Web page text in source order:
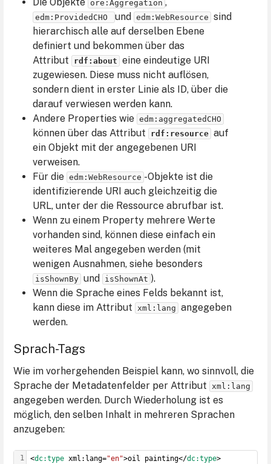
ore:Aggregation
edm:ProvidedCHO und edm:WebResource sind
hierarchisch alle auf derselben Ebene
definiert und bekommen über das
Attribut
rdf:about eine eindeutige URI
zugewiesen. Diese muss nicht auflösen,
sondern dient in erster Linie als ID, über die
darauf verwiesen werden kann.
Andere Properties wie edm:aggregatedCHO
können über das Attribut rdf:resource auf
ein Objekt mit der angegebenen URI
verweisen.
Für die edm:WebResource -Objekte ist die
identifizierende URI auch gleichzeitig die
URL, unter der die Ressource abrufbar ist.
Wenn zu einem Property mehrere Werte
vorhanden sind, können diese einfach ein
weiteres Mal angegeben werden (mit
wenigen Ausnahmen, siehe besonders
isShownBy und isShownAt ).
Wenn die Sprache eines Felds bekannt ist,
kann diese im Attribut
xml:lang angegeben
werden.
Sprach-Tags
Wie im vorhergehenden Beispiel kann, wo sinnvoll, die
Sprache der Metadatenfelder per Attribut xml:lang
angegeben werden. Durch Wiederholung ist es
möglich, den selben Inhalt in mehreren Sprachen
anzugeben:
1
<dc:type xml:lang="en">oil painting</dc:type>